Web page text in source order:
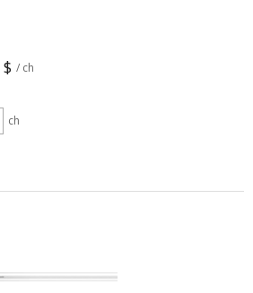
/ ch
ch